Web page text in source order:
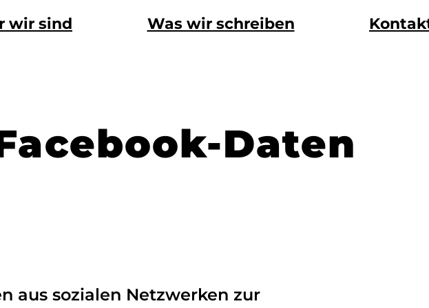
wir sind Was wir schreiben
Daten
aus sozialen Netzwerken zur